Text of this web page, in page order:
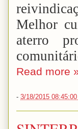
Melhor
aterro
Read more
- 3/18/2015 08:45:00